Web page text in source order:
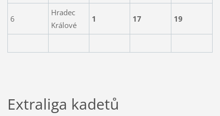
6
Hradec
Králové
1 17 19
Extraliga kadetů